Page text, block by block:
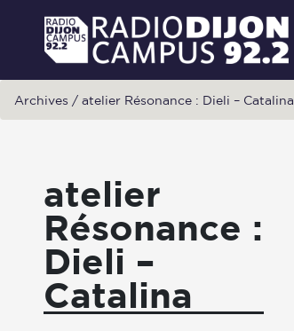
Archives / atelier Résonance : Dieli – Catalina
atelier
Résonance :
Dieli –
Catalina